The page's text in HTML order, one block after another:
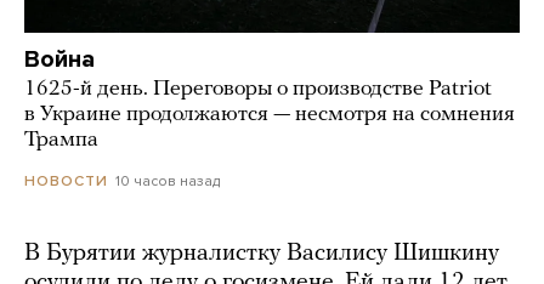
Война
1625-й день. Переговоры о производстве Patriot
в Украине продолжаются — несмотря на сомнения
Трампа
НОВОСТИ 10 часов назад
В Бурятии журналистку Василису Шишкину